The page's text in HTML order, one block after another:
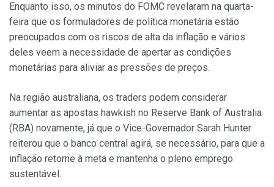
Enquanto isso, os minutos do FOMC revelaram na quarta-
feira que os formuladores de política monetária estão
preocupados com os riscos de alta da inflação e vários
deles veem a necessidade de apertar as condições
monetárias para aliviar as pressões de preços.
Na região australiana, os traders podem considerar
aumentar as apostas hawkish no Reserve Bank of Australia
(RBA) novamente, já que o Vice-Governador Sarah Hunter
reiterou que o banco central agirá, se necessário, para que a
inflação retorne à meta e mantenha o pleno emprego
sustentável.